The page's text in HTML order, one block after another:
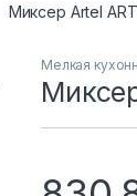
Миксер Artel
Мелкая